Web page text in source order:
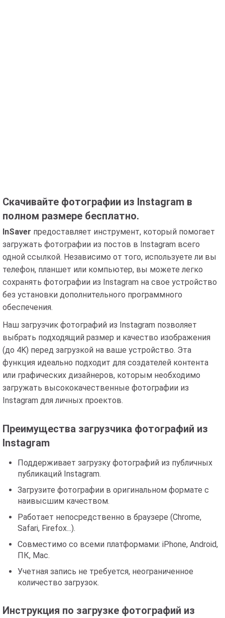
Скачивайте фотографии из Instagram в
полном размере бесплатно.
InSaver предоставляет инструмент, который помогает
загружать фотографии из постов в Instagram всего
одной ссылкой. Независимо от того, используете ли вы
телефон, планшет или компьютер, вы можете легко
сохранять фотографии из Instagram на свое устройство
без установки дополнительного программного
обеспечения.
Наш загрузчик фотографий из Instagram позволяет
выбрать подходящий размер и качество изображения
(до 4K) перед загрузкой на ваше устройство. Эта
функция идеально подходит для создателей контента
или графических дизайнеров, которым необходимо
загружать высококачественные фотографии из
Instagram для личных проектов.
Преимущества загрузчика фотографий из
Instagram
Поддерживает загрузку фотографий из публичных
публикаций Instagram.
Загрузите фотографии в оригинальном формате с
наивысшим качеством.
Работает непосредственно в браузере (Chrome,
Safari, Firefox...).
Совместимо со всеми платформами: iPhone, Android,
ПК, Mac.
Учетная запись не требуется, неограниченное
количество загрузок.
Инструкция по загрузке фотографий из